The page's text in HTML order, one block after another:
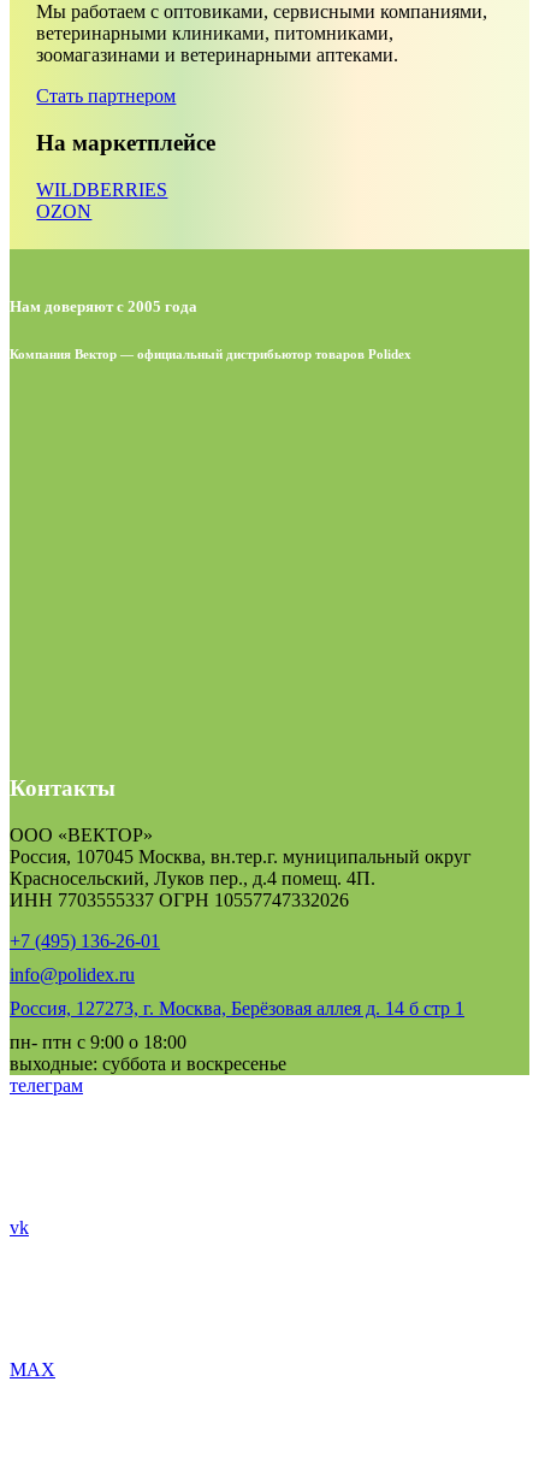
Мы работаем с оптовиками, сервисными компаниями,
ветеринарными клиниками, питомниками,
зоомагазинами и ветеринарными аптеками.
Стать партнером
На маркетплейсе
WILDBERRIES
OZON
Нам доверяют с 2005 года
Компания Вектор — официальный дистрибьютор товаров Polidex
Контакты
ООО «ВЕКТОР»
Россия, 107045 Москва, вн.тер.г. муниципальный округ
Красносельский, Луков пер., д.4 помещ. 4П.
ИНН 7703555337 ОГРН 10557747332026
+7 (495) 136-26-01
info@polidex.ru
Россия, 127273, г. Москва, Берёзовая аллея д. 14 б стр 1
пн- птн с 9:00 о 18:00
выходные: суббота и воскресенье
телеграм
vk
MAX